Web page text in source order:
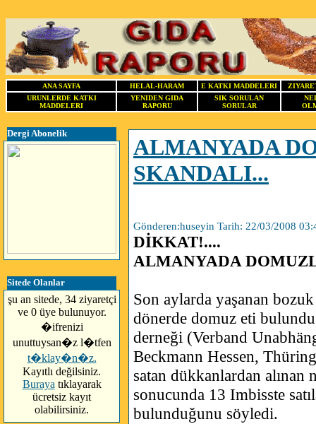
ANA SAYFA HELAL-HARAM E KATKI MADDELERI
URUNLERDE KATKI
MADDELERI
YENIDEN GIDA
RAPORU
SIK SORULAN
SORULAR
Dergi Abonelik
Sitede Olanlar
şu an sitede, 34 ziyaretçi
ve 0 üye bulunuyor.
�ifrenizi
unuttuysan�z l�tfen
t�klay�n�z.
Kayıtlı değilsiniz.
Buraya tıklayarak
ücretsiz kayıt
olabilirsiniz.
ALMANYADA
SKANDALI...
Gönderen:huseyin Tarih: 22/03/2008
DİKKAT!....
ALMANYADA
Son aylarda yaşanan
dönerde domuz eti
derneği (Verband
Beckmann Hessen,
satan dükkanlardan alınan
sonucunda 13 Imbisste
bulunduğunu söyledi.